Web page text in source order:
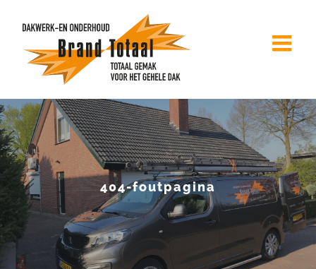
inhoud
404-foutpagina